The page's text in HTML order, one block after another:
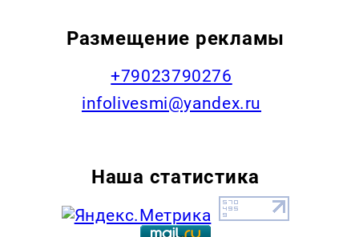
Размещение рекламы
+79023790276
infolivesmi@yandex.ru
Наша статистика